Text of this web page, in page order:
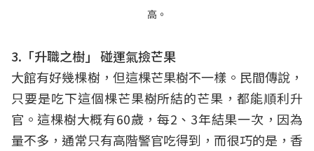
高。
3.「升職之樹」 碰運氣撿芒果
大館有好幾棵樹，但這棵芒果樹不一樣。民間傳說，
只要是吃下這個棵芒果樹所結的芒果，都能順利升
官。這棵樹大概有60歲，每2、3年結果一次，因為
量不多，通常只有高階警官吃得到，而很巧的是，香